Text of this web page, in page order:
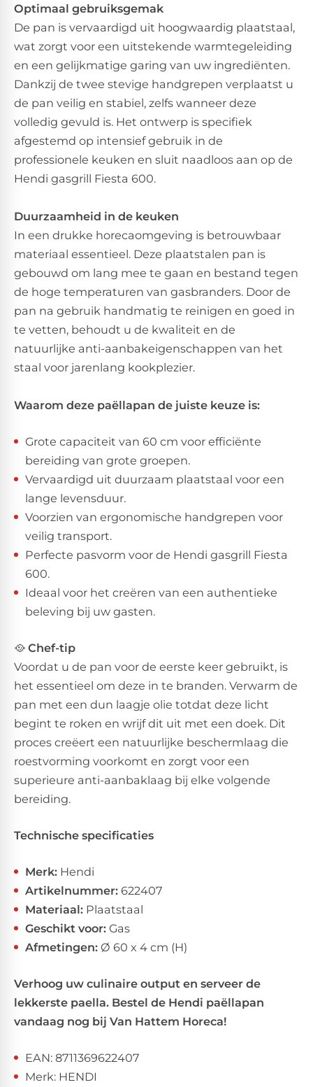
Optimaal gebruiksgemak
De pan is vervaardigd uit hoogwaardig plaatstaal,
wat zorgt voor een uitstekende warmtegeleiding
en een gelijkmatige garing van uw ingrediënten.
Dankzij de twee stevige handgrepen verplaatst u
de pan veilig en stabiel, zelfs wanneer deze
volledig gevuld is. Het ontwerp is specifiek
afgestemd op intensief gebruik in de
professionele keuken en sluit naadloos aan op de
Hendi gasgrill Fiesta 600.
Duurzaamheid in de keuken
In een drukke horecaomgeving is betrouwbaar
materiaal essentieel. Deze plaatstalen pan is
gebouwd om lang mee te gaan en bestand tegen
de hoge temperaturen van gasbranders. Door de
pan na gebruik handmatig te reinigen en goed in
te vetten, behoudt u de kwaliteit en de
natuurlijke anti-aanbakeigenschappen van het
staal voor jarenlang kookplezier.
Waarom deze paëllapan de juiste keuze is:
Grote capaciteit van 60 cm voor efficiënte
bereiding van grote groepen.
Vervaardigd uit duurzaam plaatstaal voor een
lange levensduur.
Voorzien van ergonomische handgrepen voor
veilig transport.
Perfecte pasvorm voor de Hendi gasgrill Fiesta
600.
Ideaal voor het creëren van een authentieke
beleving bij uw gasten.
🥘Chef-tip
Voordat u de pan voor de eerste keer gebruikt, is
het essentieel om deze in te branden. Verwarm de
pan met een dun laagje olie totdat deze licht
begint te roken en wrijf dit uit met een doek. Dit
proces creëert een natuurlijke beschermlaag die
roestvorming voorkomt en zorgt voor een
superieure anti-aanbaklaag bij elke volgende
bereiding.
Technische specificaties
Merk: Hendi
Artikelnummer: 622407
Materiaal: Plaatstaal
Geschikt voor: Gas
Afmetingen: Ø 60 x 4 cm (H)
Verhoog uw culinaire output en serveer de
lekkerste paella. Bestel de Hendi paëllapan
vandaag nog bij Van Hattem Horeca!
EAN: 8711369622407
Merk: HENDI